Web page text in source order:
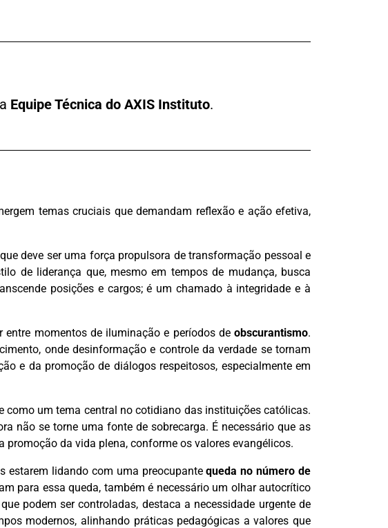
Equipe Técnica do AXIS Instituto.
temas cruciais que demandam reflexão e ação efetiva,
deve ser uma força propulsora de transformação pessoal e
de liderança que, mesmo em tempos de mudança, busca
posições e cargos; é um chamado à integridade e à
momentos de iluminação e períodos de obscurantismo.
onde desinformação e controle da verdade se tornam
e da promoção de diálogos respeitosos, especialmente em
como um tema central no cotidiano das instituições católicas.
não se torne uma fonte de sobrecarga. É necessário que as
da vida plena, conforme os valores evangélicos.
estarem lidando com uma preocupantequeda no número de
para essa queda, também é necessário um olhar autocrítico
podem ser controladas, destaca a necessidade urgente de
modernos, alinhando práticas pedagógicas a valores que